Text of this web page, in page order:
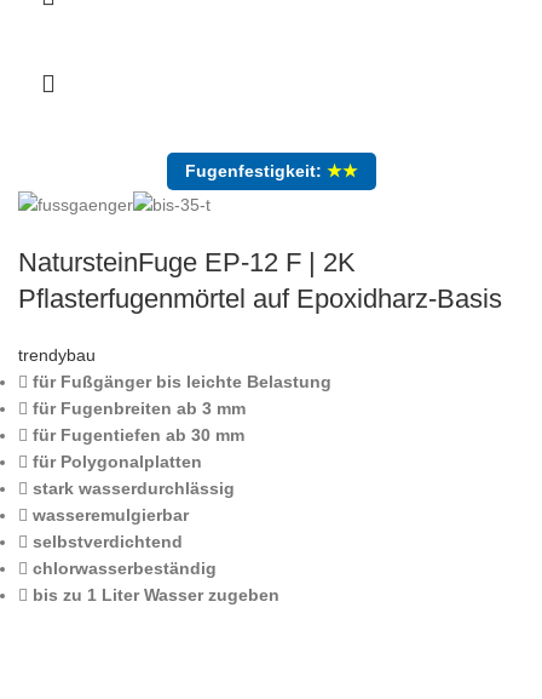
Fugenfestigkeit: ★★
NatursteinFuge EP-12 F | 2K
Pflasterfugenmörtel auf Epoxidharz-Basis
trendybau
für Fußgänger bis leichte Belastung
für Fugenbreiten ab 3 mm
für Fugentiefen ab 30 mm
für Polygonalplatten
stark wasserdurchlässig
wasseremulgierbar
selbstverdichtend
chlorwasserbeständig
bis zu 1 Liter Wasser zugeben